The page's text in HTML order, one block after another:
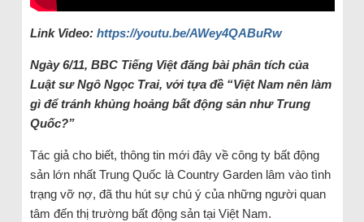
Link Video: https://youtu.be/AWey4QABuRw
Ngày 6/11, BBC Tiếng Việt đăng bài phân tích của
Luật sư Ngô Ngọc Trai, với tựa đề “Việt Nam nên làm
gì để tránh khủng hoảng bất động sản như Trung
Quốc?”
Tác giả cho biết, thông tin mới đây về công ty bất động
sản lớn nhất Trung Quốc là Country Garden lâm vào tình
trạng vỡ nợ, đã thu hút sự chú ý của những người quan
tâm đến thị trường bất động sản tại Việt Nam.